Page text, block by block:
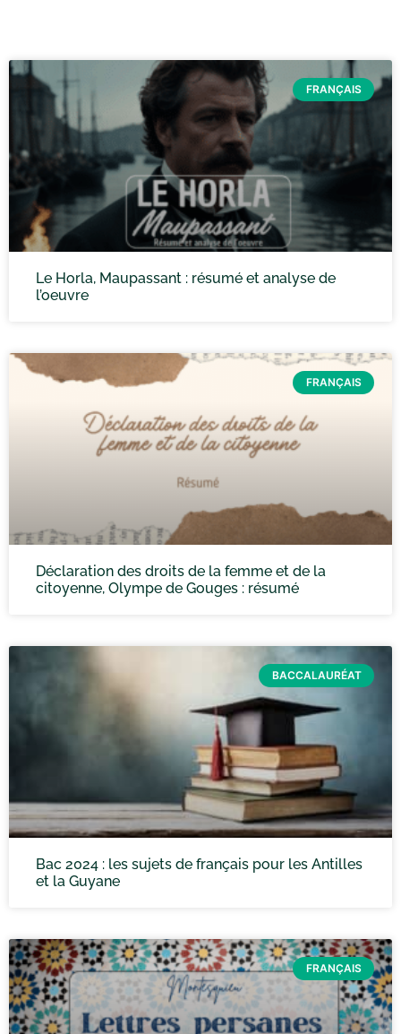
FRANÇAIS
Le Horla, Maupassant : résumé et analyse de
l’oeuvre
FRANÇAIS
Déclaration des droits de la femme et de la
citoyenne, Olympe de Gouges : résumé
BACCALAURÉAT
Bac 2024 : les sujets de français pour les Antilles
et la Guyane
FRANÇAIS